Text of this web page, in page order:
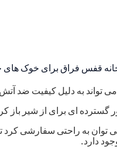
قفس فراق برای خوک های
گسترده ای برای از شیر باز
توان به راحتی سفارشی کرد
دارد.